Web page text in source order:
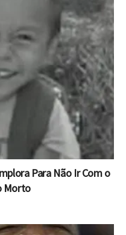
Para Não Ir Com o
Morto